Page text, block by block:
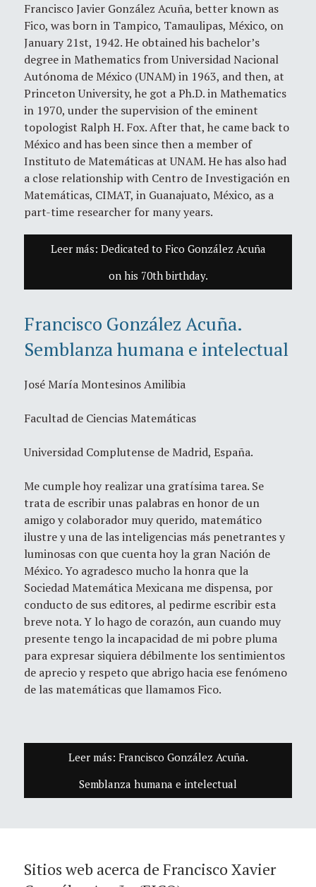
Francisco Javier González Acuña, better known as
Fico, was born in Tampico, Tamaulipas, México, on
January 21st, 1942. He obtained his bachelor’s
degree in Mathematics from Universidad Nacional
Autónoma de México (UNAM) in 1963, and then, at
Princeton University, he got a Ph.D. in Mathematics
in 1970, under the supervision of the eminent
topologist Ralph H. Fox. After that, he came back to
México and has been since then a member of
Instituto de Matemáticas at UNAM. He has also had
a close relationship with Centro de Investigación en
Matemáticas, CIMAT, in Guanajuato, México, as a
part-time researcher for many years.
Leer más: Dedicated to Fico González Acuña
on his 70th birthday.
Francisco González Acuña.
Semblanza humana e intelectual
José María Montesinos Amilibia
Facultad de Ciencias Matemáticas
Universidad Complutense de Madrid, España.
Me cumple hoy realizar una gratísima tarea. Se
trata de escribir unas palabras en honor de un
amigo y colaborador muy querido, matemático
ilustre y una de las inteligencias más penetrantes y
luminosas con que cuenta hoy la gran Nación de
México. Yo agradesco mucho la honra que la
Sociedad Matemática Mexicana me dispensa, por
conducto de sus editores, al pedirme escribir esta
breve nota. Y lo hago de corazón, aun cuando muy
presente tengo la incapacidad de mi pobre pluma
para expresar siquiera débilmente los sentimientos
de aprecio y respeto que abrigo hacia ese fenómeno
de las matemáticas que llamamos Fico.
Leer más: Francisco González Acuña.
Semblanza humana e intelectual
Sitios web acerca de Francisco Xavier